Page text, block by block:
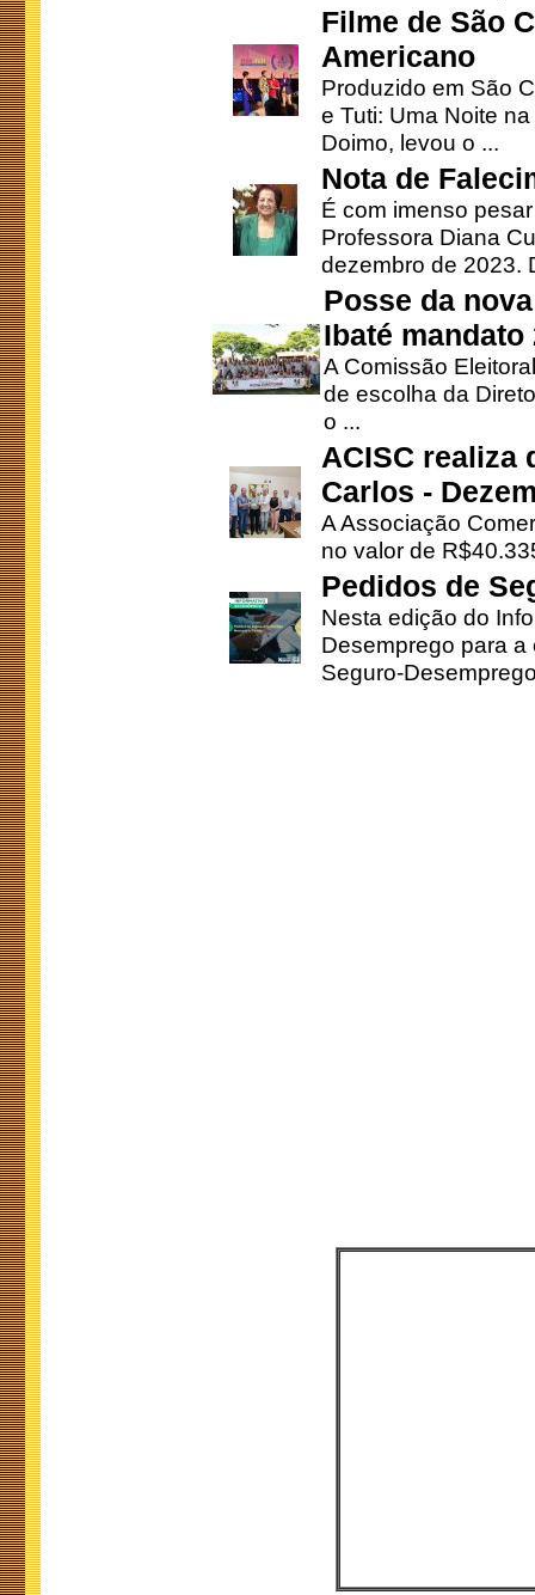
Filme de São
Americano
Produzido em São
e Tuti: Uma Noite
Doimo, levou o ...
Nota de
É com imenso
Professora Diana
dezembro de 2023.
Posse da
Ibaté mandato
A Comissão
de escolha da
o ...
ACISC realiza
Carlos -
A Associação
no valor de
Pedidos de
Nesta edição do
Desemprego para
Seguro-